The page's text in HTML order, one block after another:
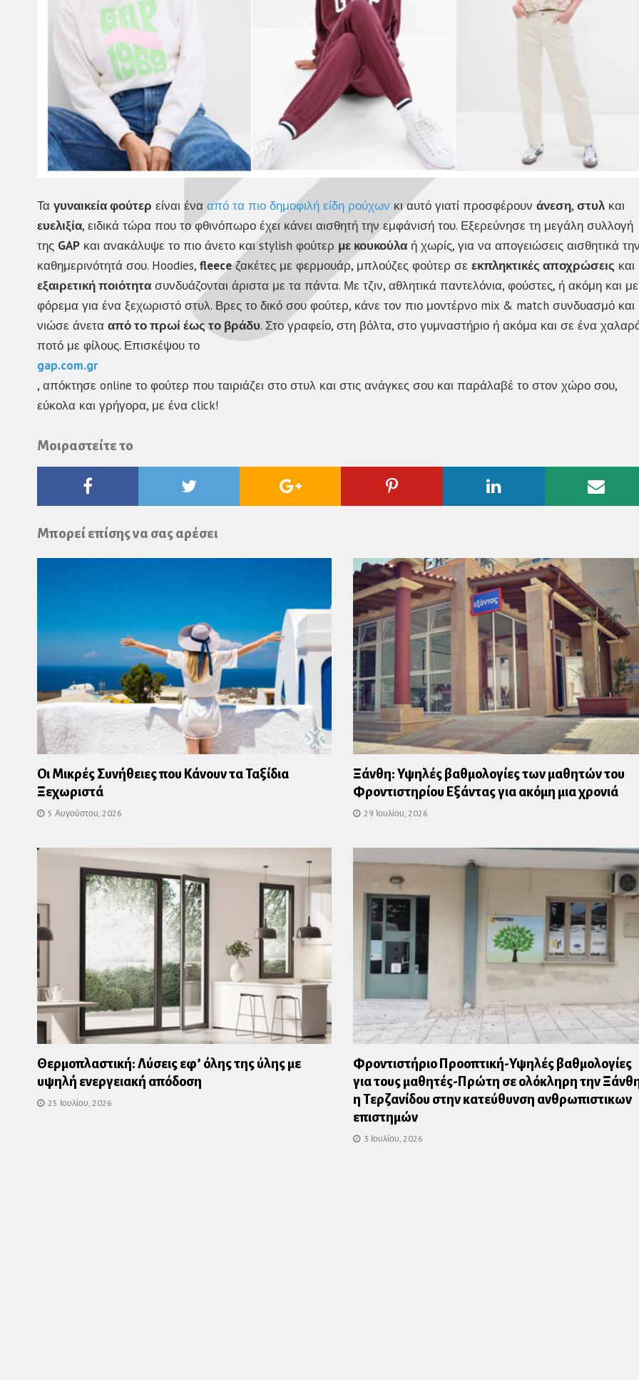
Τα γυναικεία φούτερ είναι ένα από τα πιο δημοφιλή είδη ρούχων κι αυτό γιατί προσφέρουν άνεση, στυλ και
ευελιξία, ειδικά τώρα που το φθινόπωρο έχει κάνει αισθητή την εμφάνισή του. Εξερεύνησε τη μεγάλη συλλογή
της GAP και ανακάλυψε το πιο άνετο και stylish φούτερ με κουκούλα ή χωρίς, για να απογειώσεις αισθητικά
καθημερινότητά σου. Hoodies, fleeceζακέτες με φερμουάρ, μπλούζες φούτερ σε εκπληκτικές αποχρώσεις και
εξαιρετική ποιότητα συνδυάζονται άριστα με τα πάντα. Με τζιν, αθλητικά παντελόνια, φούστες, ή ακόμη και με
φόρεμα για ένα ξεχωριστό στυλ. Βρες το δικό σου φούτερ, κάνε τον πιο μοντέρνο mix & match συνδυασμό και
νιώσε άνετα από το πρωί έως το βράδυ. Στο γραφείο, στη βόλτα, στο γυμναστήριο ή ακόμα και σε ένα
ποτό με φίλους. Επισκέψου το
gap.com.gr
, απόκτησε online το φούτερ που ταιριάζει στο στυλ και στις ανάγκες σου και παράλαβέ το στον χώρο σου,
εύκολα και γρήγορα, με ένα click!
Μοιραστείτε το
Twitter
Google
Pinterest Linkedin
Μπορεί επίσης να σας αρέσει
Οι Μικρές Συνήθειες που Κάνουν τα Ταξίδια
Ξεχωριστά
5 Αυγούστου, 2026
Ξάνθη: Υψηλές βαθμολογίες των μαθητών του
Φροντιστηρίου Εξάντας για ακόμη μια χρονιά
29 Ιουλίου, 2026
Θερμοπλαστική: Λύσεις εφ’ όλης της ύλης με
υψηλή ενεργειακή απόδοση
25 Ιουλίου, 2026
Φροντιστήριο Προοπτική-Υψηλές βαθμολογίες
για τους μαθητές-Πρώτη σε ολόκληρη την
η Τερζανίδου στην κατεύθυνση ανθρωπιστικων
επιστημών
3 Ιουλίου, 2026